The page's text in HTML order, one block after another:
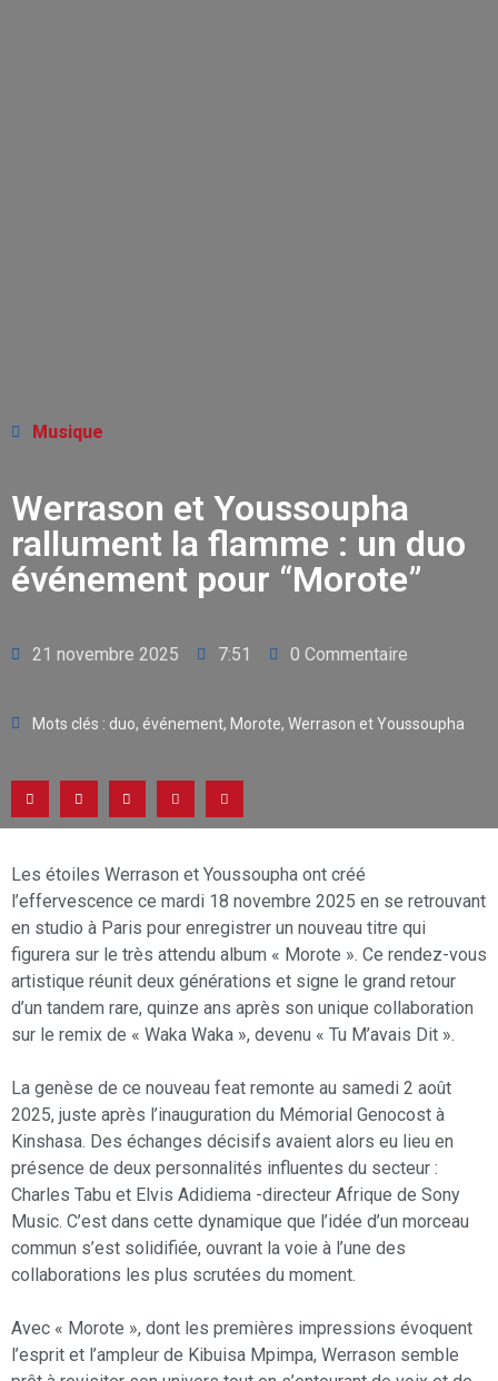
Musique
Werrason et Youssoupha
rallument la flamme : un duo
événement pour “Morote”
21 novembre 2025 7:51 0 Commentaire
Mots clés : duo, événement, Morote, Werrason et Youssoupha
Les étoiles Werrason et Youssoupha ont créé
l’effervescence ce mardi 18 novembre 2025 en se retrouvant
en studio à Paris pour enregistrer un nouveau titre qui
figurera sur le très attendu album « Morote ». Ce rendez-vous
artistique réunit deux générations et signe le grand retour
d’un tandem rare, quinze ans après son unique collaboration
sur le remix de « Waka Waka », devenu « Tu M’avais Dit ».
La genèse de ce nouveau feat remonte au samedi 2 août
2025, juste après l’inauguration du Mémorial Genocost à
Kinshasa. Des échanges décisifs avaient alors eu lieu en
présence de deux personnalités influentes du secteur :
Charles Tabu et Elvis Adidiema -directeur Afrique de Sony
Music. C’est dans cette dynamique que l’idée d’un morceau
commun s’est solidifiée, ouvrant la voie à l’une des
collaborations les plus scrutées du moment.
Avec « Morote », dont les premières impressions évoquent
l’esprit et l’ampleur de Kibuisa Mpimpa, Werrason semble